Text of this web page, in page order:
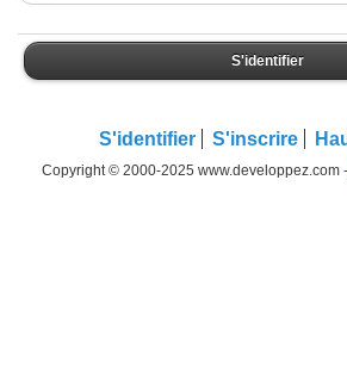
S'identifier
S'identifier S'inscrire
Copyright © 2000-2025 www.developpez.com -